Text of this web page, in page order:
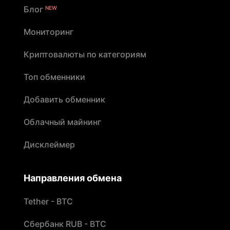
Блог NEW
Мониторинг
Криптовалюты по категориям
Топ обменники
Добавить обменник
Облачный майнинг
Дисклеймер
Направления обмена
Tether - BTC
Сбербанк RUB - BTC